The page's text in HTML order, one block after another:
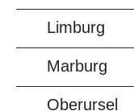
Limburg
Marburg
Oberursel